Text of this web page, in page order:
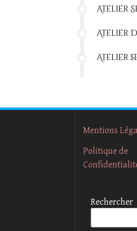
Atelier
Atelier
Atelier
Mentions
Politique de
Rechercher